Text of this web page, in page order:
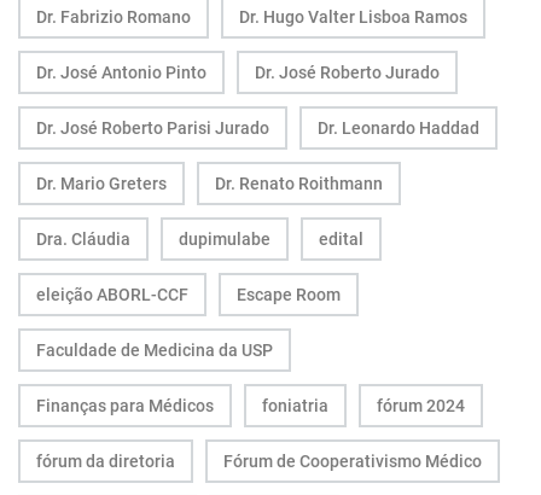
Dr. Fabrizio Romano Dr. Hugo Valter Lisboa Ramos
Dr. José Antonio Pinto Dr. José Roberto Jurado
Dr. José Roberto Parisi Jurado Dr. Leonardo Haddad
Dr. Mario Greters Dr. Renato Roithmann
Dra. Cláudia dupimulabe edital
eleição ABORL-CCF Escape Room
Faculdade de Medicina da USP
Finanças para Médicos foniatria fórum 2024
fórum da diretoria Fórum de Cooperativismo Médico